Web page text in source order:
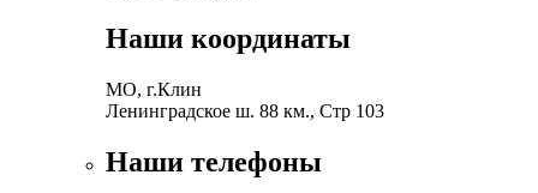
Наши координаты
МО, г.Клин
Ленинградское ш. 88 км., Стр 103
Наши телефоны